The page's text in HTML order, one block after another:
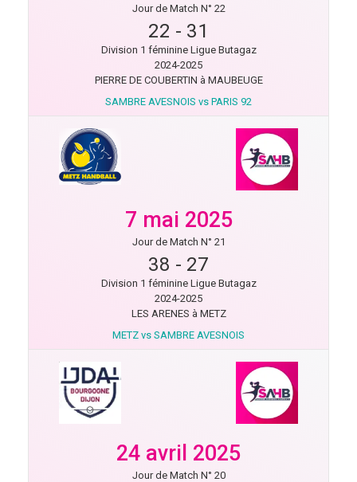
Jour de Match N° 22
22 - 31
Division 1 féminine Ligue Butagaz
2024-2025
PIERRE DE COUBERTIN à MAUBEUGE
SAMBRE AVESNOIS vs PARIS 92
7 mai 2025
Jour de Match N° 21
38 - 27
Division 1 féminine Ligue Butagaz
2024-2025
LES ARENES à METZ
METZ vs SAMBRE AVESNOIS
24 avril 2025
Jour de Match N° 20